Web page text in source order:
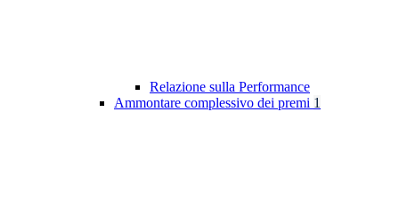
Relazione sulla Performance
Ammontare complessivo dei premi 1